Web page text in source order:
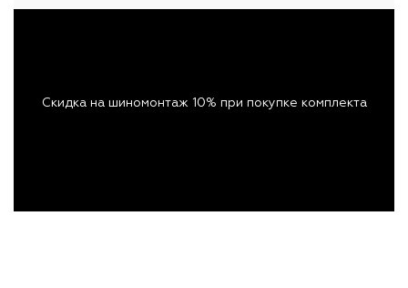
Скидка на шиномонтаж 10% при покупке комплекта